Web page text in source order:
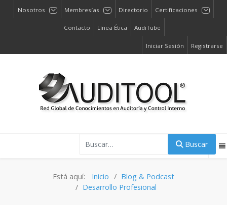
Nosotros Membresías Directorio Certificaciones
Contacto Línea Ética AudiTube
Iniciar Sesión Registrarse
Buscar
Está aquí: Inicio
Blog & Podcast
Desarrollo Profesional